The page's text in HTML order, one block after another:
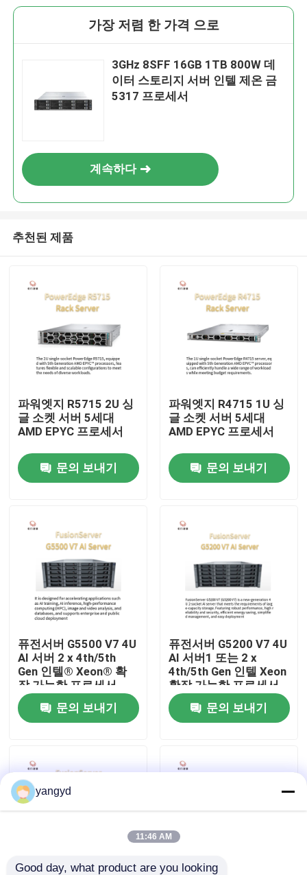
집
제품
우리 에 관한 것
공장 견학
품질 관리
저희와 연락
사건
랙 스토리지 서버
가장 저렴 한 가격 으로
3GHz 8SFF 16GB 1TB 800W 데
이터 스토리지 서버 인텔 제온 금
5317 프로세서
계속하다
추천된 제품
파워엣지 R5715 2U 싱
글 소켓 서버 5세대
AMD EPYC 프로세서
문의 보내기
파워엣지 R4715 1U 싱
글 소켓 서버 5세대
AMD EPYC 프로세서
문의 보내기
퓨전서버 G5500 V7 4U
AI 서버 2 x 4th/5th
Gen 인텔® Xeon® 확
장 가능한 프로세서
문의 보내기
퓨전서버 G5200 V7 4U
AI 서버1 또는 2 x
4th/5th Gen 인텔 Xeon
확장 가능한 프로세서
문의 보내기
yangyd
11:46 AM
Good day, what product are you looking